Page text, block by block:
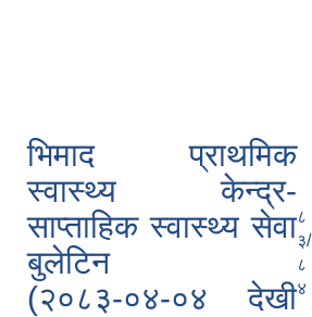
भिमाद प्राथमिक
स्वास्थ्य केन्द्र-
साप्ताहिक स्वास्थ्य सेवा
बुलेटिन
(२०८३-०४-०४ देखी
८
३/
८
४